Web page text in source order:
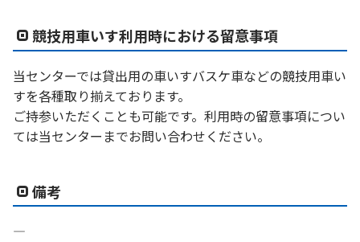
競技用車いす利用時における留意事項
当センターでは貸出用の車いすバスケ車などの競技用車い
すを各種取り揃えております。
ご持参いただくことも可能です。利用時の留意事項につい
ては当センターまでお問い合わせください。
備考
―